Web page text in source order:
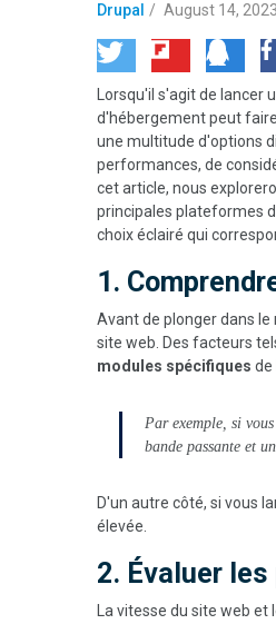
Drupal / August 14, 2023
Lorsqu'il s'agit de
d'hébergement peut
une multitude d'options
performances, de
cet article, nous
principales plateformes
choix éclairé qui
1.
Avant de plonger dans
site web. Des facteurs
modules spécifiques de
Par exemple, si
bande passante et
D'un autre côté, si vous
élevée.
2. Évaluer
La vitesse du site web